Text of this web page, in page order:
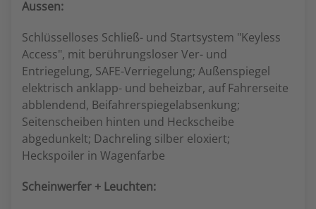
Aussen:
Schlüsselloses Schließ- und Startsystem "Keyless
Access", mit berührungsloser Ver- und
Entriegelung, SAFE-Verriegelung; Außenspiegel
elektrisch anklapp- und beheizbar, auf Fahrerseite
abblendend, Beifahrerspiegelabsenkung;
Seitenscheiben hinten und Heckscheibe
abgedunkelt; Dachreling silber eloxiert;
Heckspoiler in Wagenfarbe
Scheinwerfer + Leuchten: